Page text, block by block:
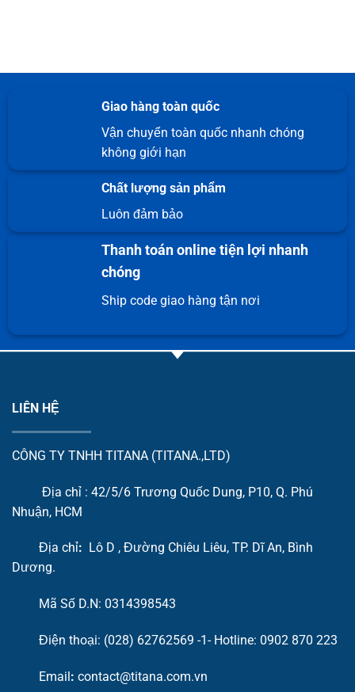
Giao hàng toàn quốc
Vận chuyển toàn quốc nhanh chóng
không giới hạn
Chất lượng sản phẩm
Luôn đảm bảo
Thanh toán online tiện lợi nhanh
chóng
Ship code giao hàng tận nơi
LIÊN HỆ
CÔNG TY TNHH TITANA (TITANA.,LTD)
Địa chỉ : 42/5/6 Trương Quốc Dung, P10, Q. Phú
Nhuận, HCM
Địa chỉ: Lô D , Đường Chiêu Liêu, TP. Dĩ An, Bình
Dương.
Mã Số D.N: 0314398543
Điện thoại: (028) 62762569 -1- Hotline: 0902 870 223
Email: contact@titana.com.vn